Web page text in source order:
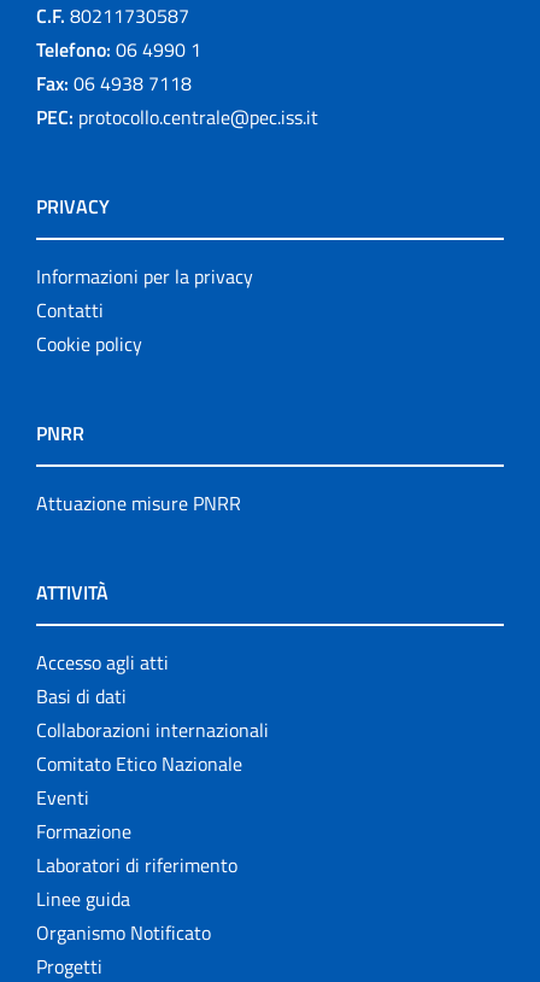
C.F. 80211730587
Telefono: 06 4990 1
Fax: 06 4938 7118
PEC: protocollo.centrale@pec.iss.it
PRIVACY
Informazioni per la privacy
Contatti
Cookie policy
PNRR
Attuazione misure PNRR
ATTIVITÀ
Accesso agli atti
Basi di dati
Collaborazioni internazionali
Comitato Etico Nazionale
Eventi
Formazione
Laboratori di riferimento
Linee guida
Organismo Notificato
Progetti